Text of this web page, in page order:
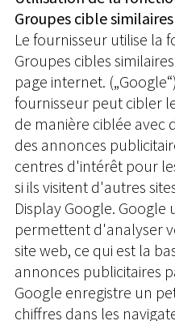
Groupes cible
Le fournisseur utilise la
Groupes cibles
page internet.
fournisseur peut cibler
de manière ciblée avec
des annonces
centres d'intérêt pour
si ils visitent d'autres
Display Google. Google
permettent d'analyser
site web, ce qui est la
annonces publicitaires
Google enregistre un
chiffres dans les